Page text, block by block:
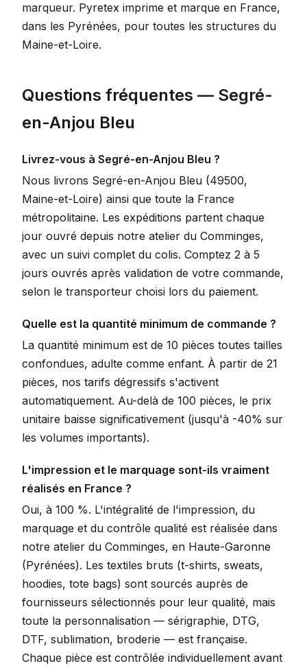
marqueur. Pyretex imprime et marque en France,
dans les Pyrénées, pour toutes les structures du
Maine-et-Loire.
Questions fréquentes — Segré-
en-Anjou Bleu
Livrez-vous à Segré-en-Anjou Bleu ?
Nous livrons Segré-en-Anjou Bleu (49500,
Maine-et-Loire) ainsi que toute la France
métropolitaine. Les expéditions partent chaque
jour ouvré depuis notre atelier du Comminges,
avec un suivi complet du colis. Comptez 2 à 5
jours ouvrés après validation de votre commande,
selon le transporteur choisi lors du paiement.
Quelle est la quantité minimum de commande ?
La quantité minimum est de 10 pièces toutes tailles
confondues, adulte comme enfant. À partir de 21
pièces, nos tarifs dégressifs s'activent
automatiquement. Au-delà de 100 pièces, le prix
unitaire baisse significativement (jusqu'à -40% sur
les volumes importants).
L'impression et le marquage sont-ils vraiment
réalisés en France ?
Oui, à 100 %. L'intégralité de l'impression, du
marquage et du contrôle qualité est réalisée dans
notre atelier du Comminges, en Haute-Garonne
(Pyrénées). Les textiles bruts (t-shirts, sweats,
hoodies, tote bags) sont sourcés auprès de
fournisseurs sélectionnés pour leur qualité, mais
toute la personnalisation — sérigraphie, DTG,
DTF, sublimation, broderie — est française.
Chaque pièce est contrôlée individuellement avant